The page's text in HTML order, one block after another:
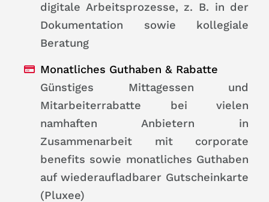
digitale Arbeitsprozesse, z. B. in der
Dokumentation sowie kollegiale
Beratung
Monatliches Guthaben & Rabatte
Günstiges Mittagessen und
Mitarbeiterrabatte bei vielen
namhaften Anbietern in
Zusammenarbeit mit corporate
benefits sowie monatliches Guthaben
auf wiederaufladbarer Gutscheinkarte
(Pluxee)